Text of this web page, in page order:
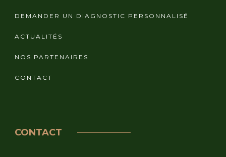
DEMANDER UN DIAGNOSTIC PERSONNALISÉ
ACTUALITÉS
NOS PARTENAIRES
CONTACT
CONTACT